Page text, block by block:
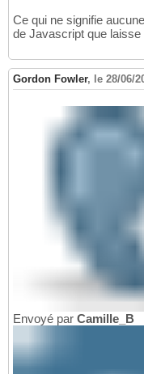
Ce qui ne signifie
de Javascript que
Gordon Fowler, le 28/06/
Envoyé par Camille_B